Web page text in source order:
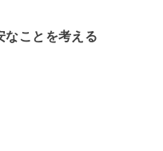
なことを考える